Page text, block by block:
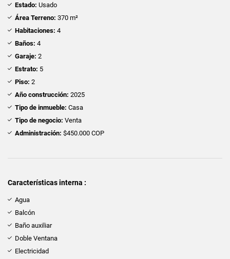
Estado: Usado
Área Terreno: 370 m²
Habitaciones: 4
Baños: 4
Garaje: 2
Estrato: 5
Piso: 2
Año construcción: 2025
Tipo de inmueble: Casa
Tipo de negocio: Venta
Administración: $450.000 COP
Características interna :
Agua
Balcón
Baño auxiliar
Doble Ventana
Electricidad